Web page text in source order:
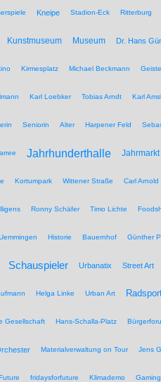
Kneipe Stadion-Eck Ritterburg
Kunstmuseum Museum Dr. Hans
Kirmesplatz Michael Beckmann
Karl Loebker Tobias Arndt Karl
Seniorin Alter Harpener Feld
Jahrhunderthalle Jahrmarkt
Kortumpark Wittener Straße Carl Arnold
Ronny Schäfer Timo Lichte
Historie Bauernhof Günther
Schauspieler Urbanatix Street Art
Helga Linke Urban Art
Gesellschaft Hans-Schalla-Platz
Materialverwaltung on Tour Jens
fridaysforfuture Klimademo Gaming